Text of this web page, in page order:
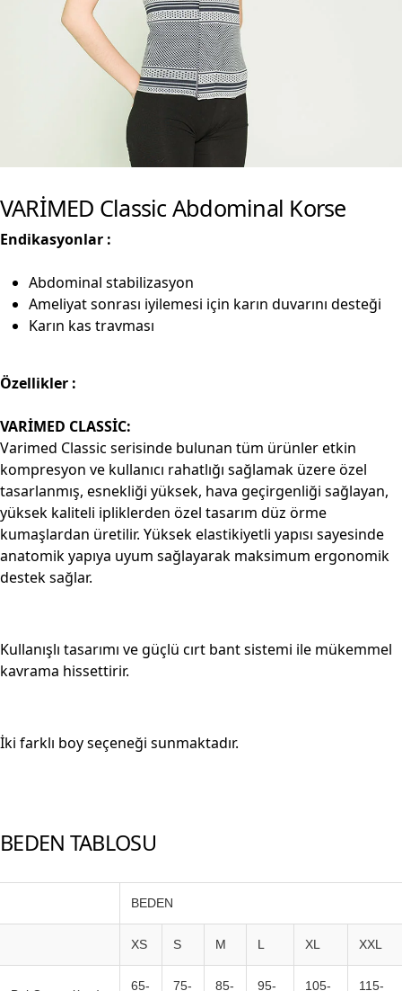
VARİMED Classic Abdominal Korse
Endikasyonlar :
Abdominal stabilizasyon
Ameliyat sonrası iyilemesi için karın duvarını desteği
Karın kas travması
Özellikler :
VARİMED CLASSİC:
Varimed Classic serisinde bulunan tüm ürünler etkin
kompresyon ve kullanıcı rahatlığı sağlamak üzere özel
tasarlanmış, esnekliği yüksek, hava geçirgenliği sağlayan,
yüksek kaliteli ipliklerden özel tasarım düz örme
kumaşlardan üretilir. Yüksek elastikiyetli yapısı sayesinde
anatomik yapıya uyum sağlayarak maksimum ergonomik
destek sağlar.
Kullanışlı tasarımı ve güçlü cırt bant sistemi ile mükemmel
kavrama hissettirir.
İki farklı boy seçeneği sunmaktadır.
BEDEN TABLOSU
BEDEN
XS S M L XL XXL
65-
75-
85-
95-
105-
115-